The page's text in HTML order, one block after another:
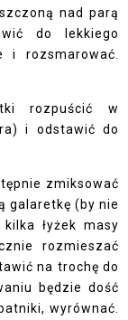
nad parą
do lekkiego
i rozsmarować.
rozpuścić w
i odstawić do
zmiksować
galaretkę (by nie
łyżek masy
rozmieszać
na trochę do
będzie dość
wyrównać.